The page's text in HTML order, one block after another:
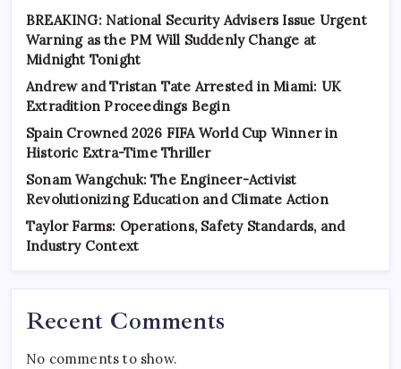
BREAKING: National Security Advisers Issue Urgent
Warning as the PM Will Suddenly Change at
Midnight Tonight
Andrew and Tristan Tate Arrested in Miami: UK
Extradition Proceedings Begin
Spain Crowned 2026 FIFA World Cup Winner in
Historic Extra-Time Thriller
Sonam Wangchuk: The Engineer-Activist
Revolutionizing Education and Climate Action
Taylor Farms: Operations, Safety Standards, and
Industry Context
Recent Comments
No comments to show.